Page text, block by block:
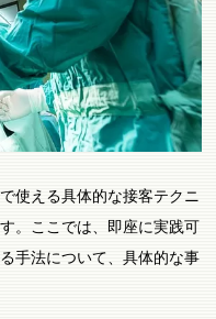
使える具体的な接客テクニ
。ここでは、即座に実践可
手法について、具体的な事